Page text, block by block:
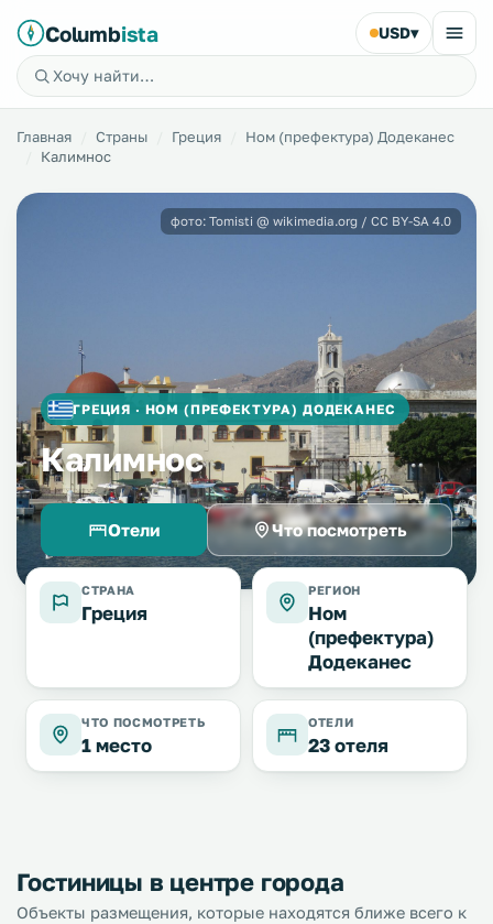
Columbista USD▾
Главная Страны Греция
Ном (префектура) Додеканес
Калимнос
ГРЕЦИЯ · НОМ (ПРЕФЕКТУРА) ДОДЕКАНЕС
Калимнос
Отели Что посмотреть
фото: Tomisti @ wikimedia.org / CC BY-SA 4.0
СТРАНА
Греция
РЕГИОН
Ном
(префектура)
Додеканес
ЧТО ПОСМОТРЕТЬ
1 место
ОТЕЛИ
23 отеля
Гостиницы в центре города
Объекты размещения, которые находятся ближе всего к